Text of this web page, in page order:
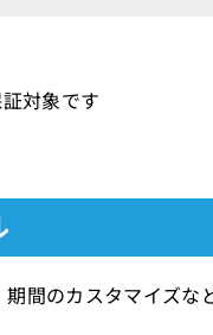
対象です
のカスタマイズな